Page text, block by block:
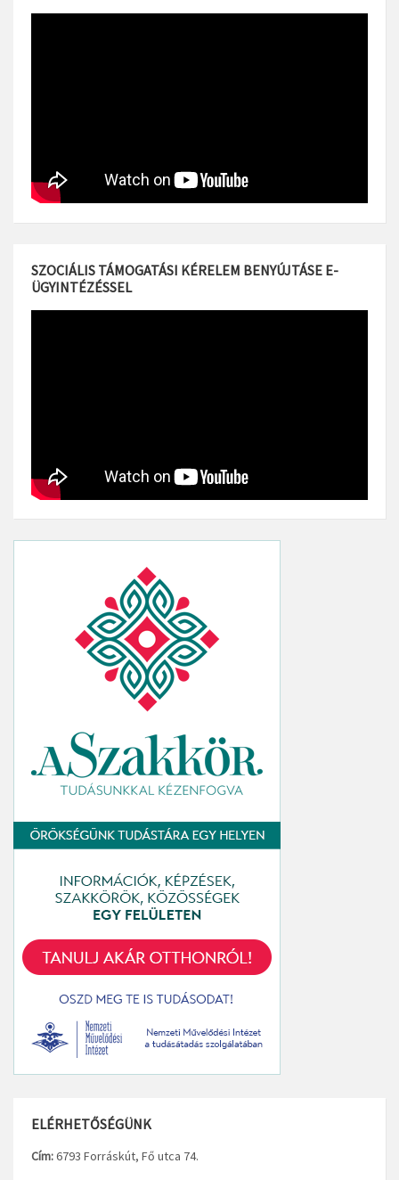
SZOCIÁLIS TÁMOGATÁSI KÉRELEM BENYÚJTÁSE E-
ÜGYINTÉZÉSSEL
ELÉRHETŐSÉGÜNK
Cím:6793 Forráskút, Fő utca 74.